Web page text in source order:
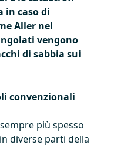
in caso di
Aller nel
vengono
di sabbia sui
convenzionali
più spesso
diverse parti della